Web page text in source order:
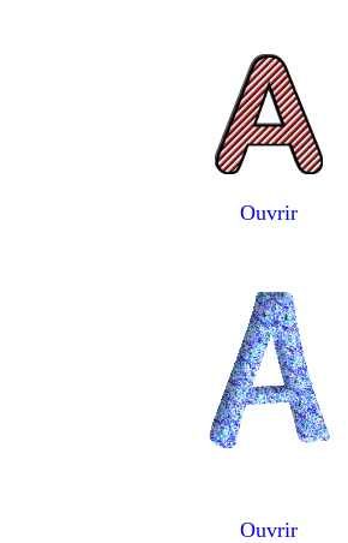
Ouvrir
Ouvrir